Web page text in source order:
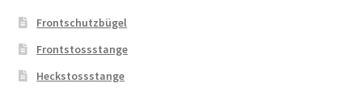
Frontschutzbügel
Frontstossstange
Heckstossstange